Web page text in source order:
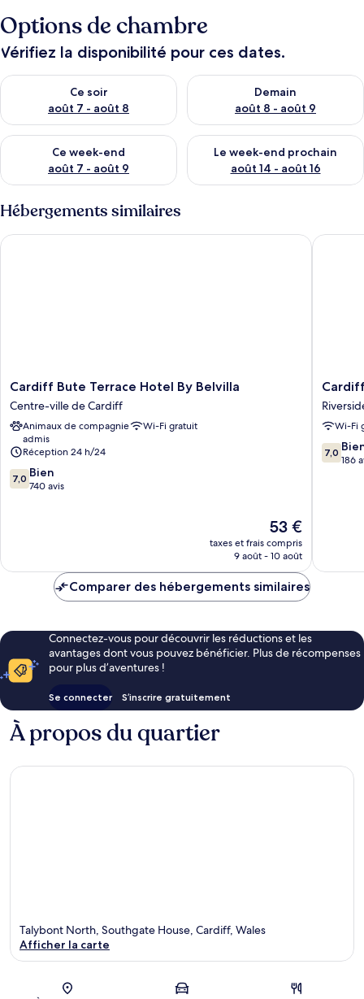
Options de chambre
Vérifiez la disponibilité pour ces dates.
Ce soir
août 7 - août 8
Vérifier la disponibilité pour ce soir août 7 - août 8
Demain
août 8 - août 9
Vérifier la disponibilité pour
Ce week-end
août 7 - août 9
Vérifier la disponibilité pour ce week-end août 7 - août 9
Le week-end prochain
août 14 - août 16
Vérifier la disponibilité pour
Hébergements similaires
Cardiff
Bute
Terrace
Hotel
Belvilla
Centre-
ville
Cardiff Bute Terrace Hotel By Belvilla
Centre-ville de Cardiff
Animaux de compagnie
admis
Wi-Fi gratuit
Réception 24 h/24
7.0
sur
7,0 Bien
740 avis
Le
nouveau
prix
de
53 €
taxes et frais compris
9 août - 10 août
Cardiff Bute Terrace Hotel By Belvilla
Cardiff
Hotel
by
Belvilla
Wi-Fi
7.0
sur
7,0
186
Cardiff
Comparer des hébergements similaires
Connectez-vous pour découvrir les réductions et les
avantages dont vous pouvez bénéficier. Plus de récompenses
pour plus d’aventures !
Se connecter S’inscrire gratuitement
À propos du quartier
Carte
Talybont North, Southgate House, Cardiff, Wales
Afficher la carte